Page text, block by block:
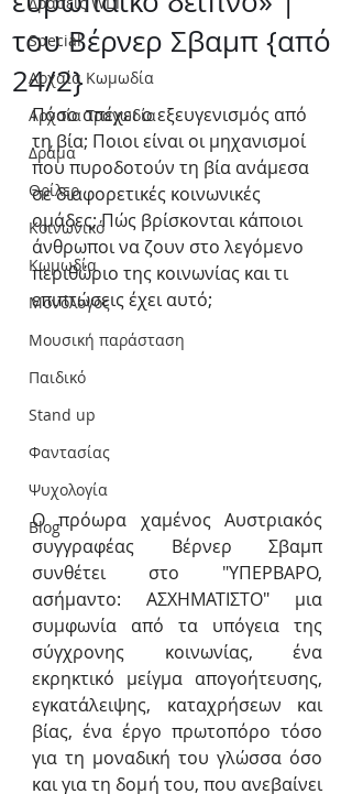
Special
Αρχαία Κωμωδία
Αρχαία Τραγωδία
Δράμα
Θρίλερ
Κοινωνικό
Κωμωδία
Μονόλογος
Μουσική παράσταση
Παιδικό
Stand up
Φαντασίας
Ψυχολογία
Blog
του Βέρνερ Σβαμπ {από
24/2}
Πόσο απέχει ο εξευγενισμός από
τη βία; Ποιοι είναι οι μηχανισμοί
που πυροδοτούν τη βία ανάμεσα
σε διαφορετικές κοινωνικές
ομάδες; Πώς βρίσκονται κάποιοι
άνθρωποι να ζουν στο λεγόμενο
περιθώριο της κοινωνίας και τι
επιπτώσεις έχει αυτό;
Ο πρόωρα χαμένος Αυστριακός
συγγραφέας Βέρνερ Σβαμπ
συνθέτει στο "ΥΠΕΡΒΑΡΟ,
ασήμαντο: ΑΣΧΗΜΑΤΙΣΤΟ"
μια
συμφωνία από τα υπόγεια της
σύγχρονης κοινωνίας, ένα
εκρηκτικό μείγμα απογοήτευσης,
εγκατάλειψης, καταχρήσεων και
βίας, ένα έργο πρωτοπόρο τόσο
για τη μοναδική του γλώσσα όσο
και για τη δομή του, που ανεβαίνει